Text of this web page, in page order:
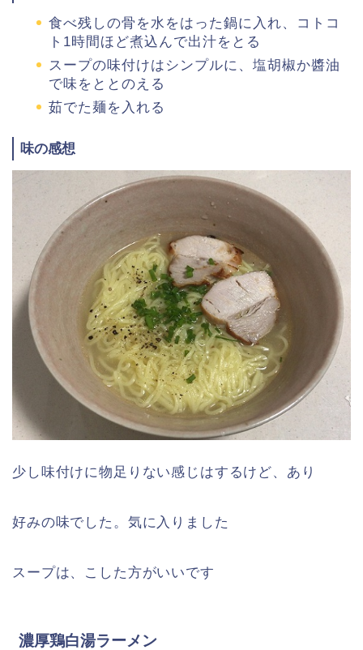
食べ残しの骨を水をはった鍋に入れ、コトコ
ト1時間ほど煮込んで出汁をとる
スープの味付けはシンプルに、塩胡椒か醬油
で味をととのえる
茹でた麺を入れる
味の感想
少し味付けに物足りない感じはするけど、あり
好みの味でした。気に入りました
スープは、こした方がいいです
濃厚鶏白湯ラーメン